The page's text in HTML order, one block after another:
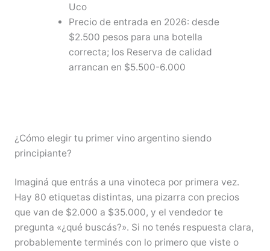
Uco
Precio de entrada en 2026: desde
$2.500 pesos para una botella
correcta; los Reserva de calidad
arrancan en $5.500-6.000
¿Cómo elegir tu primer vino argentino siendo
principiante?
Imaginá que entrás a una vinoteca por primera vez.
Hay 80 etiquetas distintas, una pizarra con precios
que van de $2.000 a $35.000, y el vendedor te
pregunta «¿qué buscás?». Si no tenés respuesta clara,
probablemente terminés con lo primero que viste o